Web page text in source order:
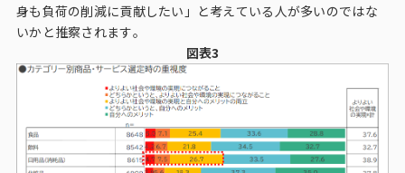
身も負荷の削減に貢献したい」と考えている人が多いのではな
いかと推察されます。
図表3